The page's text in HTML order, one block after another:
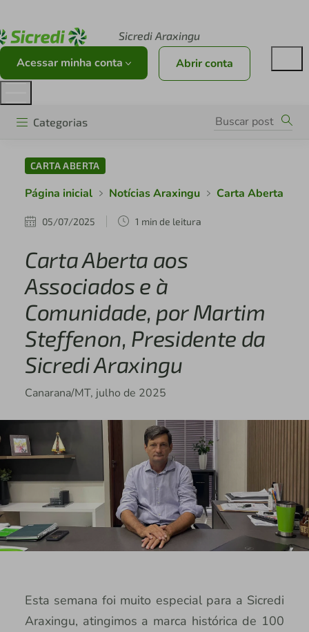
Sicredi Araxingu
Acessar minha conta Abrir conta
Categorias
CARTA ABERTA
Página inicial Notícias Araxingu Carta Aberta
05/07/2025 1 min de leitura
Carta Aberta aos
Associados e à
Comunidade, por Martim
Steffenon, Presidente da
Sicredi Araxingu
Canarana/MT, julho de 2025
Esta semana foi muito especial para a Sicredi
Araxingu, atingimos a marca histórica de 100